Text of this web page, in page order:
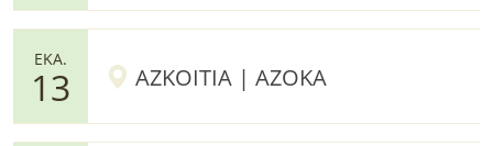
EKA.
13 AZKOITIA | AZOKA